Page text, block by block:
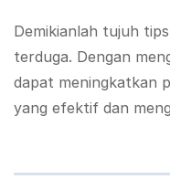
Demikianlah tujuh
terduga. Dengan
dapat meningkatkan
yang efektif dan